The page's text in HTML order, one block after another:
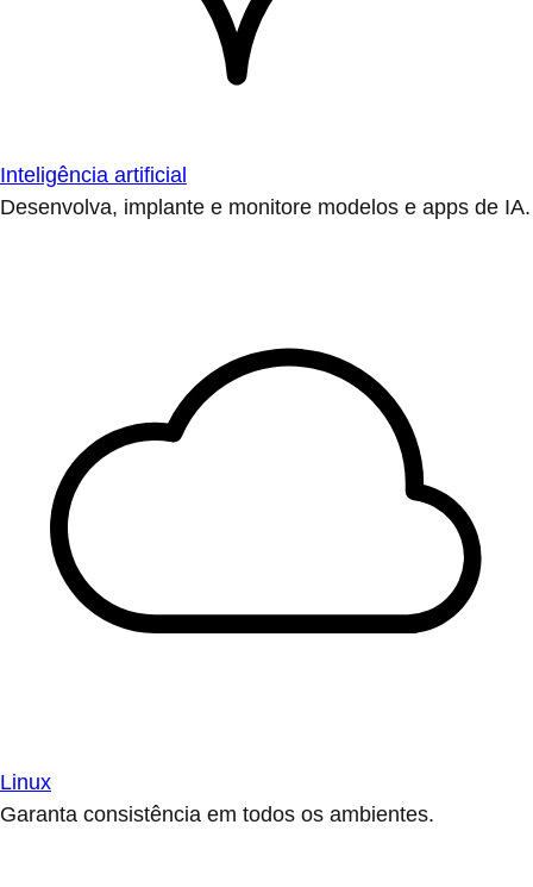
Inteligência artificial
Desenvolva, implante e monitore modelos e apps de IA.
Linux
Garanta consistência em todos os ambientes.